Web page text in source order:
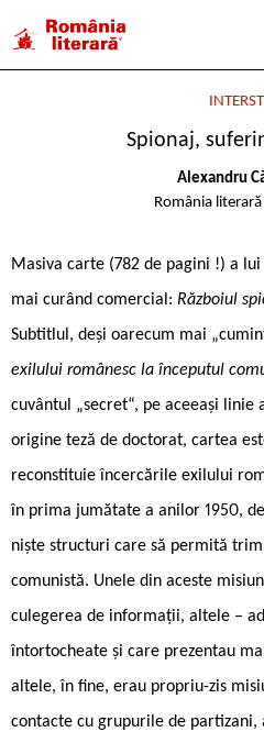
Spionaj,
Alexandru
România literară
Masiva carte (782 de pagini !) a
mai curând comercial: Războiul
Subtitlul, deși oarecum mai
exilului românesc la începutul
cuvântul „secret“, pe aceeași linie
origine teză de doctorat, cartea
reconstituie încercările exilului
în prima jumătate a anilor 1950,
niște structuri care să permită
comunistă. Unele din aceste
culegerea de informații, altele –
întortocheate și care prezentau
altele, în fine, erau propriu-zis
contacte cu grupurile de partizani,